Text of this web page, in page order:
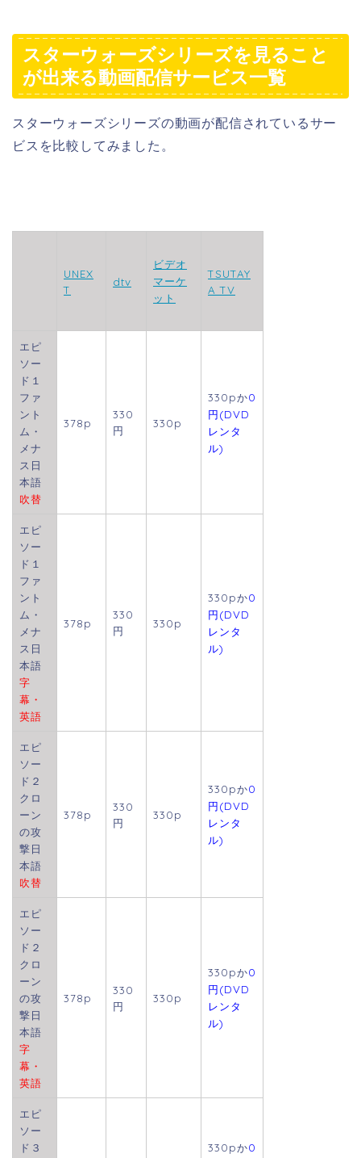
スターウォーズシリーズを見ること
が出来る動画配信サービス一覧
スターウォーズシリーズの動画が配信されているサー
ビスを比較してみました。
UNEX
T
dtv
ビデオ
マーケ
ット
TSUTAY
A TV
エピ
ソー
ド１
ファ
ント
ム・
メナ
ス日
本語
吹替
378p
330
円
330p
330pか0
円(DVD
レンタ
ル)
エピ
ソー
ド１
ファ
ント
ム・
メナ
ス日
本語
字
幕・
英語
378p
330
円
330p
330pか0
円(DVD
レンタ
ル)
エピ
ソー
ド２
クロ
ーン
の攻
撃日
本語
吹替
378p
330
円
330p
330pか0
円(DVD
レンタ
ル)
エピ
ソー
ド２
クロ
ーン
の攻
撃日
本語
字
幕・
英語
378p
330
円
330p
330pか0
円(DVD
レンタ
ル)
エピ
ソー
ド３
330pか0